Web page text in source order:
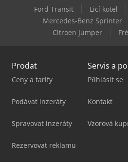
Gildemeister Twin 42
Gildemeister Twin 65
Ford Transit Licí kotel
Mercedes-Benz Sprinter
Citroen Jumper
Prodat
Ceny a tarify
Podávat inzeráty
Spravovat inzeráty
Rezervovat reklamu
Servis a
Přihlásit se
Kontakt
Vzorová